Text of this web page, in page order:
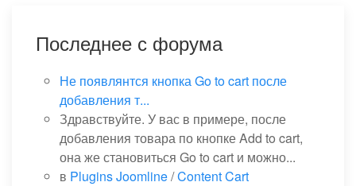
Последнее с форума
Не появлянтся кнопка Go to cart после
добавления т...
Здравствуйте. У вас в примере, после
добавления товара по кнопке Add to cart,
она же становиться Go to cart и можно...
в Plugins Joomline/Content Cart